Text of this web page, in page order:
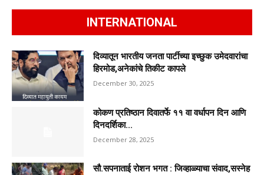
INTERNATIONAL
दिव्यातून भारतीय जनता पार्टीच्या इच्छुक उमेदवारांचा
हिरमोड,अनेकांचे तिकीट कापले
December 30, 2025
कोकण प्रतिष्ठान दिवातर्फे ११ वा वर्धापन दिन आणि
दिनदर्शिका...
December 28, 2025
सौ.सपनाताई रोशन भगत : जिव्हाळ्याचा संवाद,सस्नेह